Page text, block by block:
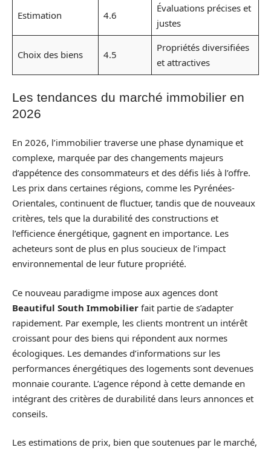
Estimation 4.6
Évaluations précises et
justes
Choix des biens 4.5
Propriétés diversifiées
et attractives
Les tendances du marché immobilier en
2026
En 2026, l’immobilier traverse une phase dynamique et
complexe, marquée par des changements majeurs
d’appétence des consommateurs et des défis liés à l’offre.
Les prix dans certaines régions, comme les Pyrénées-
Orientales, continuent de fluctuer, tandis que de nouveaux
critères, tels que la durabilité des constructions et
l’efficience énergétique, gagnent en importance. Les
acheteurs sont de plus en plus soucieux de l’impact
environnemental de leur future propriété.
Ce nouveau paradigme impose aux agences dont
Beautiful South Immobilier fait partie de s’adapter
rapidement. Par exemple, les clients montrent un intérêt
croissant pour des biens qui répondent aux normes
écologiques. Les demandes d’informations sur les
performances énergétiques des logements sont devenues
monnaie courante. L’agence répond à cette demande en
intégrant des critères de durabilité dans leurs annonces et
conseils.
Les estimations de prix, bien que soutenues par le marché,